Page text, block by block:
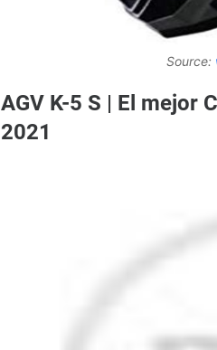
Source:
AGV K-5 S | El mejor
2021